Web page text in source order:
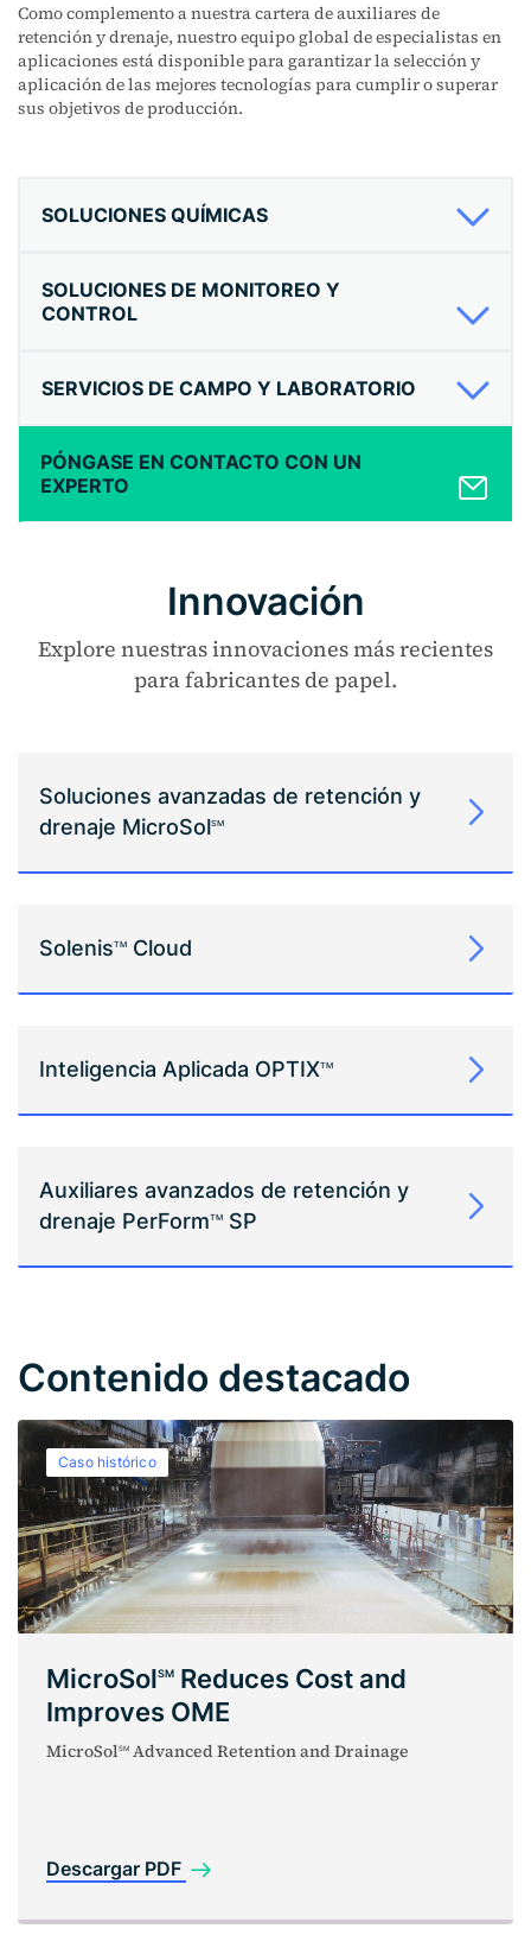
Como complemento a nuestra cartera de auxiliares de
retención y drenaje, nuestro equipo global de especialistas en
aplicaciones está disponible para garantizar la selección y
aplicación de las mejores tecnologías para cumplir o superar
sus objetivos de producción.
SOLUCIONES QUÍMICAS
SOLUCIONES DE MONITOREO Y
CONTROL
SERVICIOS DE CAMPO Y LABORATORIO
PÓNGASE EN CONTACTO CON UN
EXPERTO
Innovación
Explore nuestras innovaciones más recientes
para fabricantes de papel.
Soluciones avanzadas de retención y
drenaje MicroSolSM
SolenisTM Cloud
Inteligencia Aplicada OPTIXTM
Auxiliares avanzados de retención y
drenaje PerFormTM SP
Contenido destacado
Caso histórico
MicroSolSM Reduces Cost and
Improves OME
MicroSolSM Advanced Retention and Drainage
Descargar PDF